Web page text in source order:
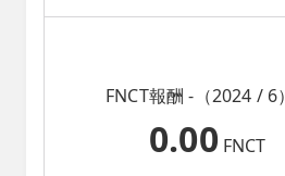
FNCT報酬 -（2024 / 6）
0.00 FNCT